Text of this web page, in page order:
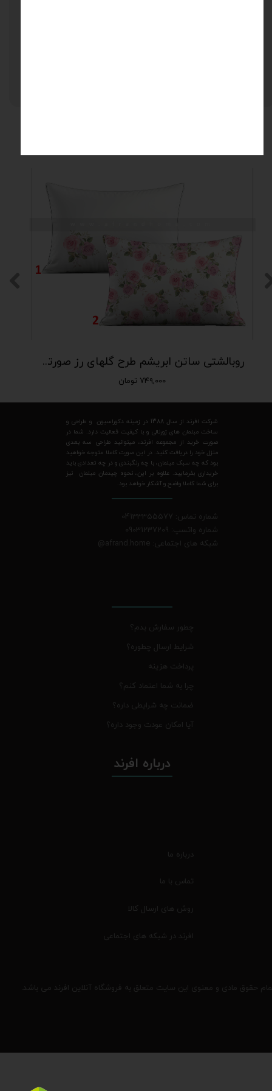
روبالشتی ساتن ابریشم طرح گلهای رز صورتی | کالکشن فلورا (PL-106)
۷۴۹,۰۰۰ تومان
شرکت افرند از سال 1388 در زمینه دکوراسیون و طراحی و
ساخت مبلمان های ژورنالی و با کیفیت فعالیت دارد. شما در
صورت خرید از مجموعه افرند، میتوانید طراحی سه بعدی
منزل خود را دریافت کنید. در این صورت کاملا متوجه خواهید
بود که چه سبک مبلمان، با چه رنگبندی و در چه تعدادی باید
خریداری بفرمایید. علاوه بر این، نحوه چیدمان مبلمان نیز
برای شما کاملا واضح و آشکار خواهد بود.
شماره تماس: 04133355577
شماره واتسپ: 09031237209
شبکه های اجتماعی: afrand.home
@
چطور سفارش بدم؟
شرایط ارسال چطوره؟
پرداخت هزینه
چرا به شما اعتماد کنم؟
ضمانت چه شرایطی داره؟
آیا امکان عودت وجود داره؟
حقوق مادی و معنوی این سایت متعلق به فروشگاه آنلاین افرند می باشد.
درباره افرند
درباره ما
تماس با ما
روش های ارسال کالا
افرند در شبکه های اجتماعی